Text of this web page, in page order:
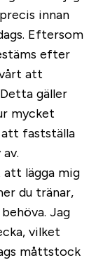
innan
Eftersom
efter
att
gäller
mycket
att fastställa
att lägga mig
du tränar,
Jag
vilket
måttstock